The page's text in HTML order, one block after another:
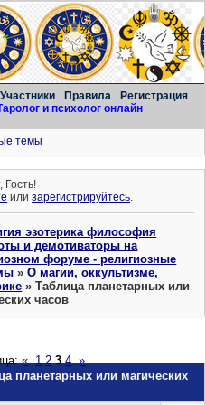
Участники Правила
Регистрация
и психолог онлайн
темы
Гость!
илизарегистрируйтесь.
эзотерика философия
и демотиваторы на
форуме - религиозные
»О магии, оккультизме,
»Таблица планетарных или
часов
планетарных или магических
« 1 2 3 4 »